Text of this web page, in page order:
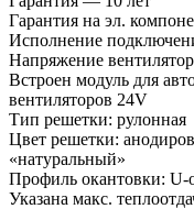
Гарантия на эл.
Исполнение
Напряжение
Встроен модуль для
вентиляторов 24V
Тип решетки: рулонная
Цвет решетки:
«натуральный»
Профиль окантовки: U-
Указана макс.